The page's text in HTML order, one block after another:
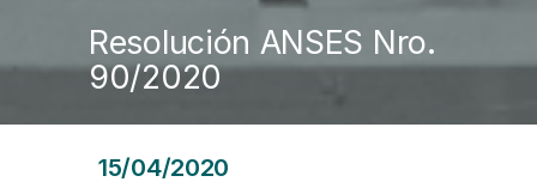
Resolución ANSES Nro.
90/2020
15/04/2020